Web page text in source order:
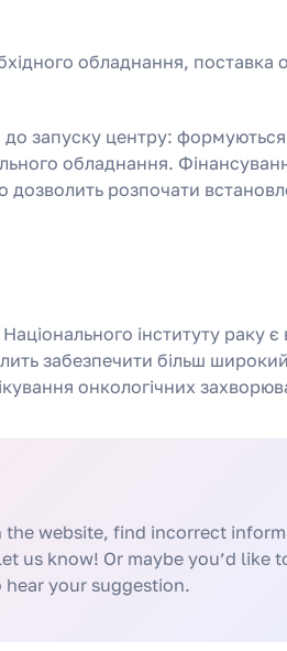
обладнання, поставка
до запуску центру:
обладнання.
розпочати
інституту раку
забезпечити більш
онкологічних
the website, find incorrect
us know! Or maybe you’d like
hear your suggestion.